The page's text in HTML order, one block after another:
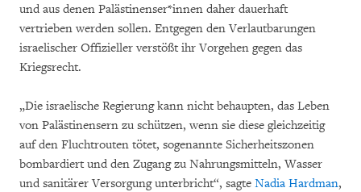
und aus denen Palästinenser*innen daher dauerhaft
vertrieben werden sollen. Entgegen den Verlautbarungen
israelischer Offizieller verstößt ihr Vorgehen gegen das
Kriegsrecht.
„Die israelische Regierung kann nicht behaupten, das Leben
von Palästinensern zu schützen, wenn sie diese gleichzeitig
auf den Fluchtrouten tötet, sogenannte Sicherheitszonen
bombardiert und den Zugang zu Nahrungsmitteln, Wasser
und sanitärer Versorgung unterbricht“, sagte Nadia Hardman,